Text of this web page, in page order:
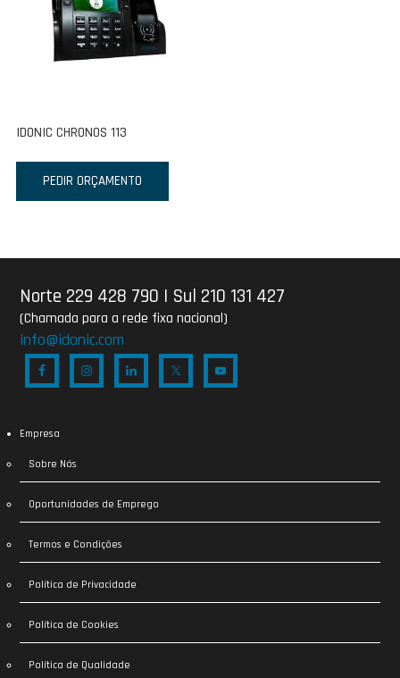
IDONIC CHRONOS 113
PEDIR ORÇAMENTO
Norte 229 428 790 | Sul 210 131 427
(Chamada para a rede fixa nacional)
info@idonic.com
Empresa
Sobre Nós
Oportunidades de Emprego
Termos e Condições
Política de Privacidade
Política de Cookies
Política de Qualidade